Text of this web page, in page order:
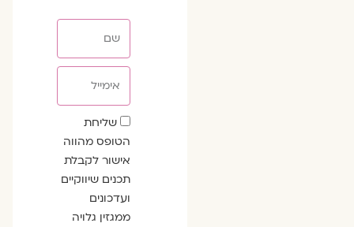
שדה
הסכמה
שליחת
הטופס מהווה
אישור לקבלת
תכנים שיווקיים
ועדכונים
ממגזין גלויה